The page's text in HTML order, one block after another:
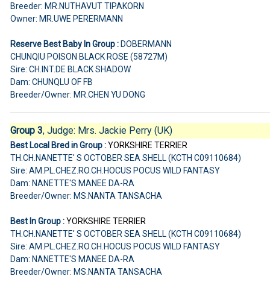
Breeder: MR.NUTHAVUT TIPAKORN
Owner: MR.UWE PERERMANN
Reserve Best Baby In Group :DOBERMANN
CHUNQIU POISON BLACK ROSE (58727M)
Sire: CH.INT.DE BLACK SHADOW
Dam: CHUNQLU OF FB
Breeder/Owner: MR.CHEN YU DONG
Group 3, Judge: Mrs. Jackie Perry (UK)
Best Local Bred in Group :YORKSHIRE TERRIER
TH.CH.NANETTE' S OCTOBER SEA SHELL (KCTH C09110684)
Sire: AM.PL.CHEZ.RO.CH.HOCUS POCUS WILD FANTASY
Dam: NANETTE'S MANEE DA-RA
Breeder/Owner: MS.NANTA TANSACHA
Best In Group :YORKSHIRE TERRIER
TH.CH.NANETTE' S OCTOBER SEA SHELL (KCTH C09110684)
Sire: AM.PL.CHEZ.RO.CH.HOCUS POCUS WILD FANTASY
Dam: NANETTE'S MANEE DA-RA
Breeder/Owner: MS.NANTA TANSACHA